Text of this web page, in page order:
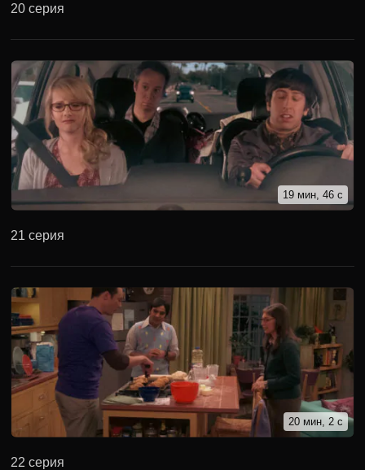
20 серия
19 мин, 46 с
21 серия
20 мин, 2 с
22 серия